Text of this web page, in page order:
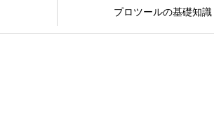
プロツールの基礎知識